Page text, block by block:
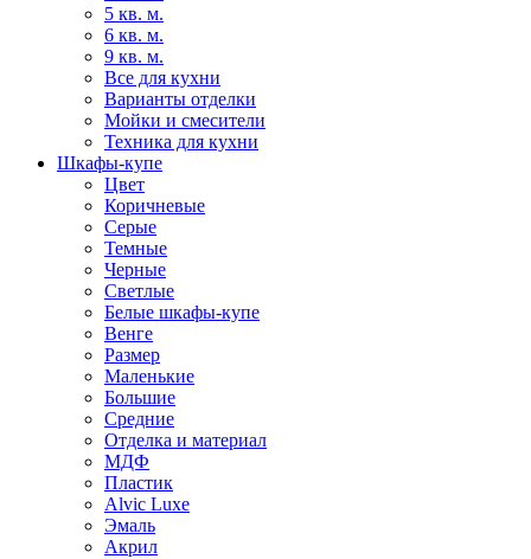
5 кв. м.
6 кв. м.
9 кв. м.
Все для кухни
Варианты отделки
Мойки и смесители
Техника для кухни
Шкафы-купе
Цвет
Коричневые
Серые
Темные
Черные
Светлые
Белые шкафы-купе
Венге
Размер
Маленькие
Большие
Средние
Отделка и материал
МДФ
Пластик
Alvic Luxe
Эмаль
Акрил